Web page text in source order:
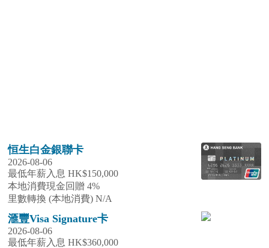
恒生白金銀聯卡
2026-08-06
最低年薪入息 HK$150,000
本地消費現金回贈 4%
里數轉換 (本地消費) N/A
滙豐Visa Signature卡
2026-08-06
最低年薪入息 HK$360,000